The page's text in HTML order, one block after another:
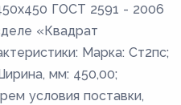
ГОСТ 2591 - 2006
«Квадрат
Марка: Ст2пс;
мм: 450,00;
условия поставки,